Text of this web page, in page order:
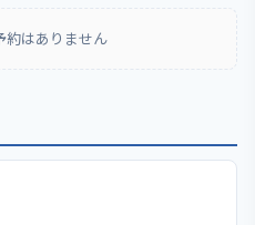
約はありません